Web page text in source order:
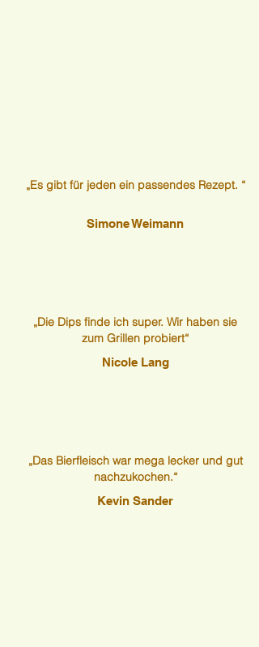
„Es gibt für jeden ein passendes Rezept. “
Simone Weimann
„Die Dips finde ich super. Wir haben sie
zum Grillen probiert“
Nicole Lang
„Das Bierfleisch war mega lecker und gut
nachzukochen.“
Kevin Sander